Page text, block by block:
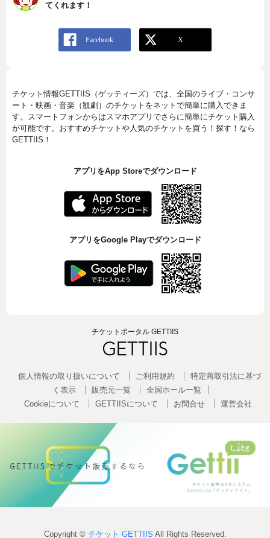
てくれます！
チケット情報GETTIIS（ゲッティーズ）では、全国のライブ・コンサ
ート・映画・音楽（観劇）のチケットをネットで簡単に購入できま
す。スマートフォンからはスマホアプリでさらに簡単にチケット購入
が可能です。おすすめチケットや人気のチケットを買う！探す！なら
GETTIIS！
アプリをApp Storeでダウンロード
アプリをGoogle Playでダウンロード
チケットポータル GETTIIS
個人情報の取り扱いについて ご利用規約
特定商取引法に基づ
く表示
販売元一覧
全国ホールー覧
Cookieについて
GETTIISについて お問合せ 運営会社
Copyright © チケット GETTIIS All Rights Reserved.